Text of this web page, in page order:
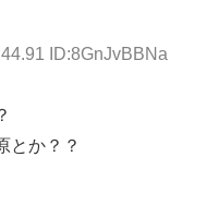
ID:8GnJvBBNa
とか？？